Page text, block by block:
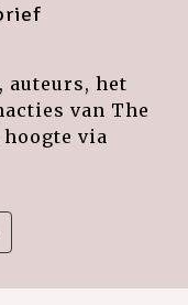
auteurs, het
van The
via